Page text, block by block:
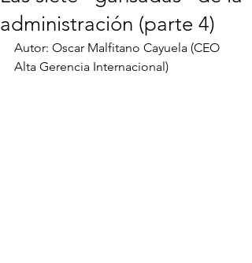
administración (parte 4)
Autor: Oscar Malfitano Cayuela (CEO
Alta Gerencia Internacional)